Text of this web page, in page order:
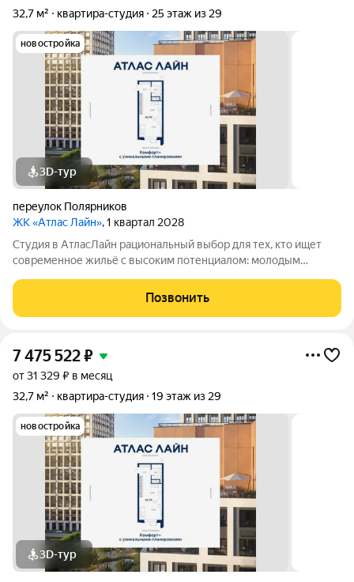
32,7 м²
квартира-студия 25 этаж из 29
новостройка
3D-тур
переулок Полярников
ЖК «Атлас Лайн», 1 квартал 2028
Студия в АтласЛайн рациональный выбор для тех, кто ищет
современное жильё с высоким потенциалом: молодым
планировка позволяет эффективно организовать
пространство и использовать для дохода от
Позвонить
7 475 522₽
от 31 329 ₽ в месяц
32,7 м²
квартира-студия 19 этаж из 29
новостройка
3D-тур